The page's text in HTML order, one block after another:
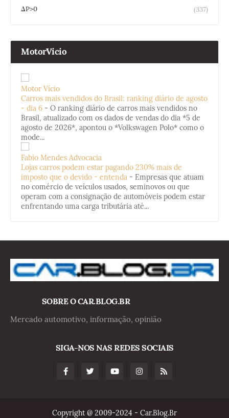
ΔP>0
(337)
MotorVicio
Motor Vício
Carros mais vendidos do Brasil: ranking diário de agosto
- dia 6 - O ranking diário de carros mais vendidos no
Brasil, atualizado com os dados de vendas do dia *5 de
agosto de 2026*, apontou o *Volkswagen Polo* como o
mode...
Fabio Mendes Advocacia
Lojas carros podem estar pagando 230% mais de
imposto que o devido - entenda - Empresas que atuam
no comércio de veículos usados, seminovos ou que
operam com a consignação de automóveis podem estar
enfrentando uma carga tributária até...
SOBRE O CAR.BLOG.BR
Mercado automotivo, informação, opinião
SIGA-NOS NAS REDES SOCIAIS
Copyright @ 2009-2024 - Car.Blog.Br